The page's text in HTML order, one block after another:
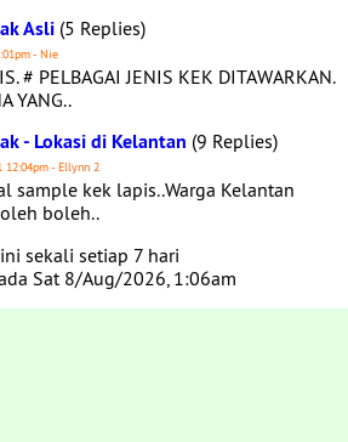
Asli (5 Replies)
- Nie
# PELBAGAI JENIS KEK DITAWARKAN.
YANG..
- Lokasi di Kelantan (9 Replies)
12:04pm - Ellynn 2
sample kek lapis..Warga Kelantan
boleh..
sekali setiap 7 hari
Sat 8/Aug/2026, 1:06am